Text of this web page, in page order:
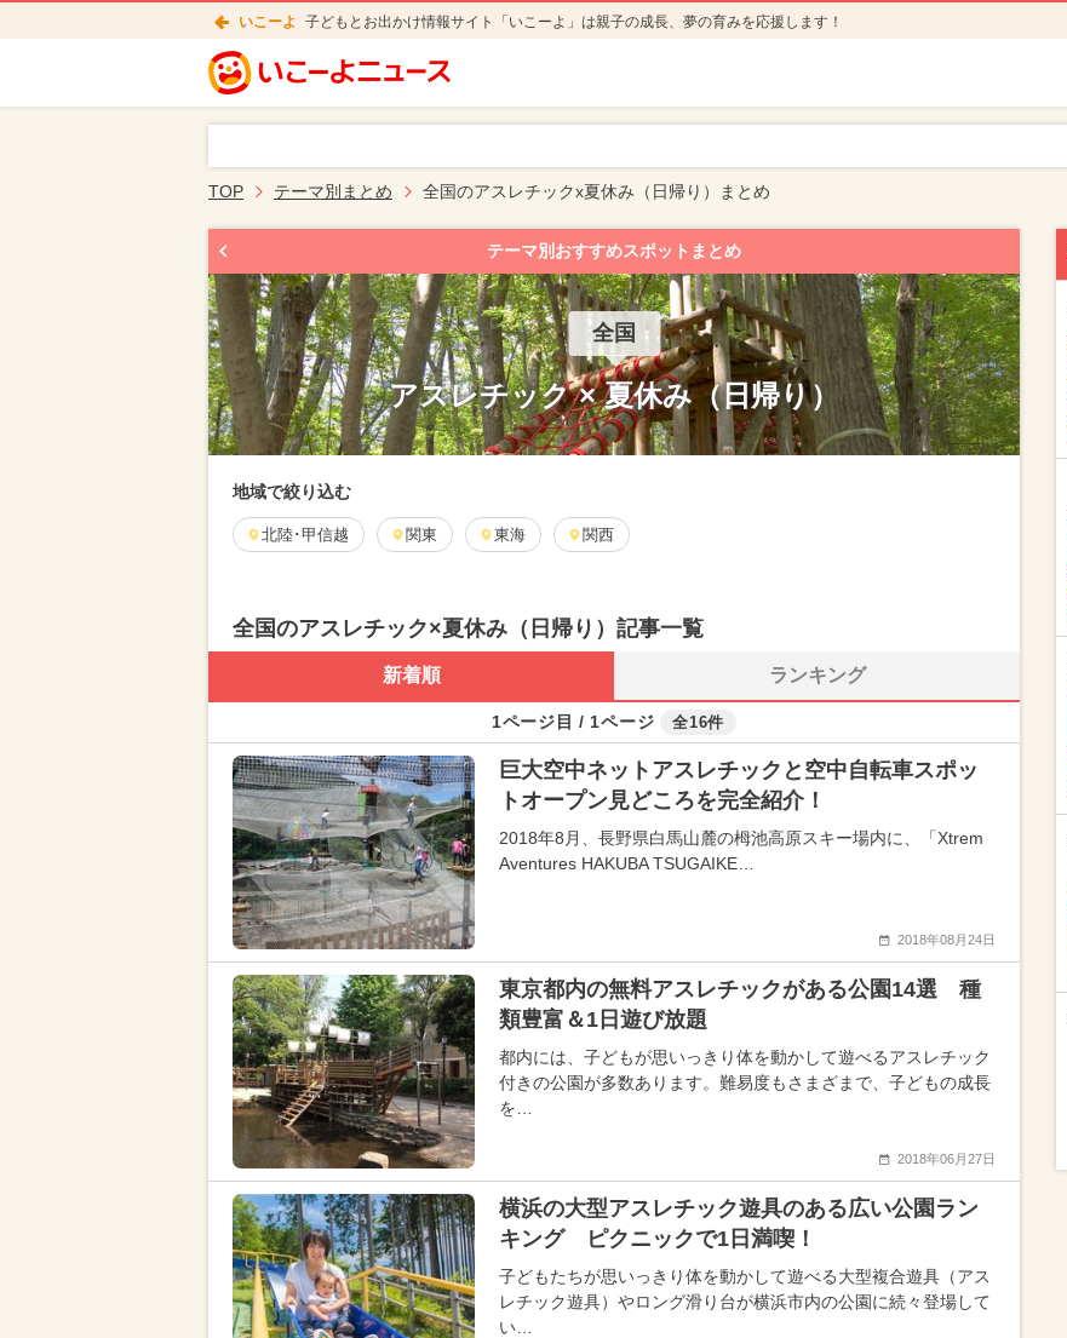
いこーよ 子どもとお出かけ情報サイト「いこーよ」は親子の成長、夢の育みを応援します！
TOP テーマ別まとめ 全国のアスレチックx夏休み（日帰り）まとめ
テーマ別おすすめスポットまとめ
全国
アスレチック × 夏休み（日帰り）
地域で絞り込む
北陸･甲信越 関東 東海 関西
全国のアスレチック×夏休み（日帰り）記事一覧
新着順 ランキング
1ページ目 / 1ページ 全16件
巨大空中ネットアスレチックと空中自転車スポッ
トオープン見どころを完全紹介！
2018年8月、長野県白馬山麓の栂池高原スキー場内に、「Xtrem
Aventures HAKUBA TSUGAIKE…
2018年08月24日
東京都内の無料アスレチックがある公園14選 種
類豊富＆1日遊び放題
都内には、子どもが思いっきり体を動かして遊べるアスレチック
付きの公園が多数あります。難易度もさまざまで、子どもの成長
を…
2018年06月27日
横浜の大型アスレチック遊具のある広い公園ラン
キング ピクニックで1日満喫！
子どもたちが思いっきり体を動かして遊べる大型複合遊具（アス
レチック遊具）やロング滑り台が横浜市内の公園に続々登場して
い…